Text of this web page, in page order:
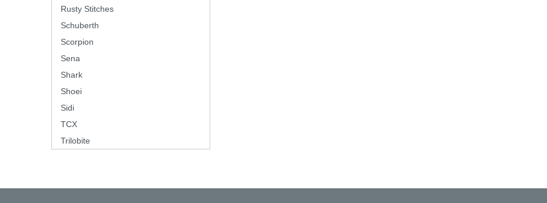
Rusty Stitches
Schuberth
Scorpion
Sena
Shark
Shoei
Sidi
TCX
Trilobite